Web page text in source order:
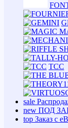
TCC
sale
new ПОД
top Заказ с